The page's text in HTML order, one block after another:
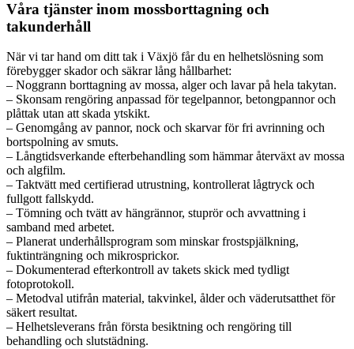
Våra tjänster inom mossborttagning och
takunderhåll
När vi tar hand om ditt tak i Växjö får du en helhetslösning som
förebygger skador och säkrar lång hållbarhet:
– Noggrann borttagning av mossa, alger och lavar på hela takytan.
– Skonsam rengöring anpassad för tegelpannor, betongpannor och
plåttak utan att skada ytskikt.
– Genomgång av pannor, nock och skarvar för fri avrinning och
bortspolning av smuts.
– Långtidsverkande efterbehandling som hämmar återväxt av mossa
och algfilm.
– Taktvätt med certifierad utrustning, kontrollerat lågtryck och
fullgott fallskydd.
– Tömning och tvätt av hängrännor, stuprör och avvattning i
samband med arbetet.
– Planerat underhållsprogram som minskar frostspjälkning,
fuktinträngning och mikrosprickor.
– Dokumenterad efterkontroll av takets skick med tydligt
fotoprotokoll.
– Metodval utifrån material, takvinkel, ålder och väderutsatthet för
säkert resultat.
– Helhetsleverans från första besiktning och rengöring till
behandling och slutstädning.